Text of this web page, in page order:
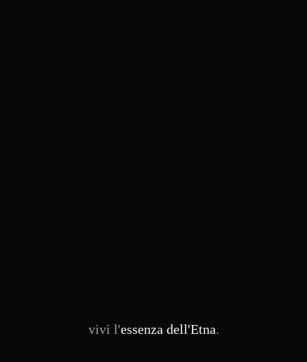
vivi l'essenza dell'Etna.